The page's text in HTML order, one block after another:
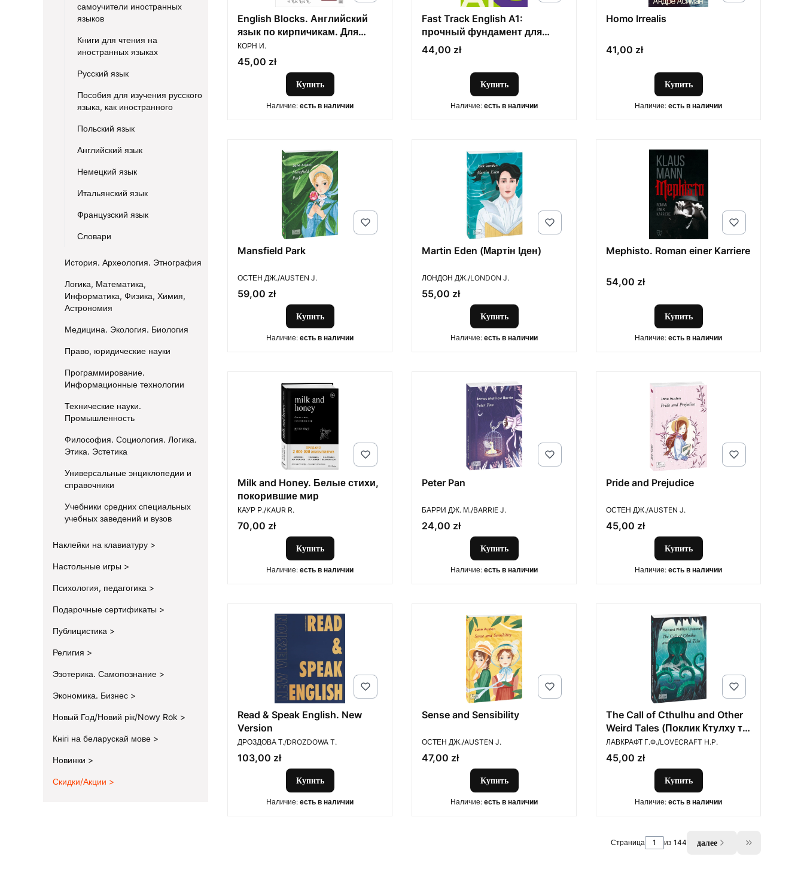
самоучители иностранных
языков
Книги для чтения на
иностранных языках
Русский язык
Пособия для изучения русского
языка, как иностранного
Польский язык
Английский язык
Немецкий язык
Итальянский язык
Французский язык
Словари
История. Археология. Этнография
Логика, Математика,
Информатика, Физика, Химия,
Астрономия
Медицина. Экология. Биология
Право, юридические науки
Программирование.
Информационные технологии
Технические науки.
Промышленность
Философия. Социология. Логика.
Этика. Эстетика
Универсальные энциклопедии и
справочники
Учебники средних специальных
учебных заведений и вузов
Наклейки на клавиатуру
Настольные игры
Психология, педагогика
Подарочные сертификаты
Публицистика
Религия
Эзотерика. Самопознание
Экономика. Бизнес
Новый Год/Новий рік/Nowy Rok
Кнігі на беларускай мове
Новинки
Скидки/Акции
English Blocks. Английский
язык по кирпичикам. Для
начинающих
ПРОИЗВОДИТЕЛЬ
КОРН И.
Цена
45,00 zł
Купить
Наличие: есть в наличии
Fast Track English A1:
прочный фундамент для
начинающих (Building a Solid
Foundation for Beginner
English Learners)
Цена
44,00 zł
Купить
Наличие: есть в наличии
Homo Irrealis
Цена
41,00 zł
Купить
Наличие: есть в наличии
Mansfield Park
ПРОИЗВОДИТЕЛЬ
ОСТЕН ДЖ./AUSTEN J.
Цена
59,00 zł
Купить
Наличие: есть в наличии
Martin Eden (Мартін Іден)
ПРОИЗВОДИТЕЛЬ
ЛОНДОН ДЖ./LONDON J.
Цена
55,00 zł
Купить
Наличие: есть в наличии
Mephisto. Roman einer Karriere
Цена
54,00 zł
Купить
Наличие: есть в наличии
Milk and Honey. Белые стихи,
покорившие мир
ПРОИЗВОДИТЕЛЬ
КАУР Р./KAUR R.
Цена
70,00 zł
Купить
Наличие: есть в наличии
Peter Pan
ПРОИЗВОДИТЕЛЬ
БАРРИ ДЖ. М./BARRIE J.
Цена
24,00 zł
Купить
Наличие: есть в наличии
Pride and Prejudice
ПРОИЗВОДИТЕЛЬ
ОСТЕН ДЖ./AUSTEN J.
Цена
45,00 zł
Купить
Наличие: есть в наличии
Read & Speak English. New
Version
ПРОИЗВОДИТЕЛЬ
ДРОЗДОВА Т./DROZDOWA T.
Цена
103,00 zł
Купить
Наличие: есть в наличии
Sense and Sensibility
ПРОИЗВОДИТЕЛЬ
ОСТЕН ДЖ./AUSTEN J.
Цена
47,00 zł
Купить
Наличие: есть в наличии
The Call of Cthulhu and Other
Weird Tales (Поклик Ктулху та
інші дивні оповідання)
ПРОИЗВОДИТЕЛЬ
ЛАВКРАФТ Г.Ф./LOVECRAFT H.P.
Цена
45,00 zł
Купить
Наличие: есть в наличии
Страница из 144 далее Go to the